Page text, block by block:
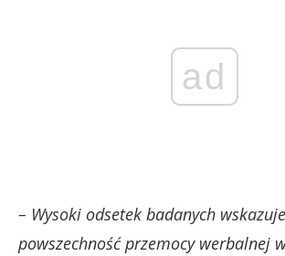
ad
– Wysoki odsetek badanych
powszechność przemocy werbalnej